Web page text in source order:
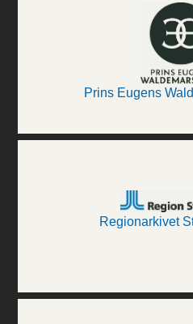
Prins Eugens
Regionarkivet